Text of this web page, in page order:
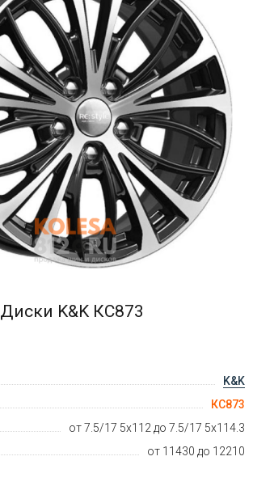
Диски K&K КС873
K&K
КС873
от 7.5/17 5x112 до 7.5/17 5x114.3
от 11430 до 12210